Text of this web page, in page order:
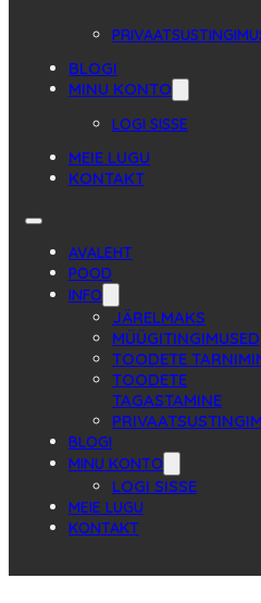
BLOGI
MINU KONTO
LOGI SISSE
MEIE LUGU
KONTAKT
AVALEHT
POOD
INFO
JÄRELMAKS
MÜÜGITINGIMUSED
TOODETE
TOODETE
TAGASTAMINE
BLOGI
MINU KONTO
LOGI SISSE
MEIE LUGU
KONTAKT